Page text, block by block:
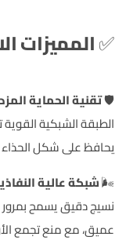
✅المميزات
🛡️تقنية الحماية
الطبقة الشبكية القوية
يحافظ على شكل
🌬️شبكة عالية
نسيج دقيق يسمح
عميق، مع منع تجمع